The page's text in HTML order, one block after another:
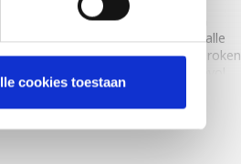
cookies toestaan
smokey flavours geladen is: van
in een sinaasappel. We leren je alle
variëteit aan houtsoorten, het roken
workshop kom je terug boordevol
Zo krijg je elk seizoen